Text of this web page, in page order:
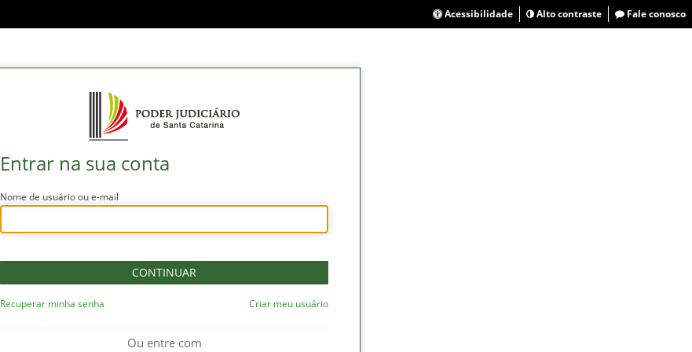
Acessibilidade Alto contraste Fale conosco
Entrar na sua conta
Nome de usuário ou e-mail
Recuperar minha senha Criar meu usuário
Ou entre com